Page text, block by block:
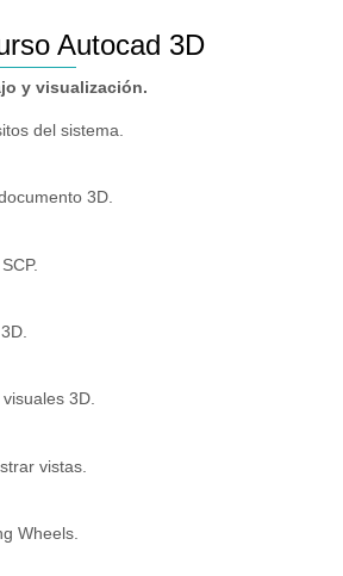
Autocad 3D
y visualización.
del sistema.
3D.
3D.
vistas.
Wheels.